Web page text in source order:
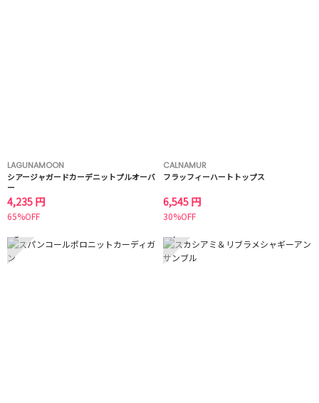
LAGUNAMOON
シアージャガードカーデニットプルオーバ
ー
4,235 円
65%OFF
CALNAMUR
フラッフィーハートトップス
6,545 円
30%OFF
3 4